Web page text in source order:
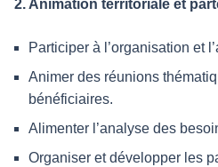
2. Animation territoriale et
Participer à l’organisation et
Animer des réunions
bénéficiaires.
Alimenter l’analyse des
Organiser et développer les